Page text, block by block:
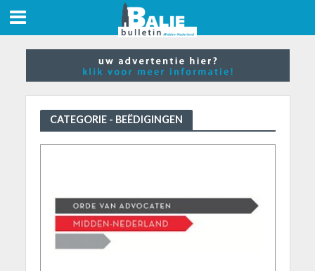
CATEGORIE - BEËDIGINGEN